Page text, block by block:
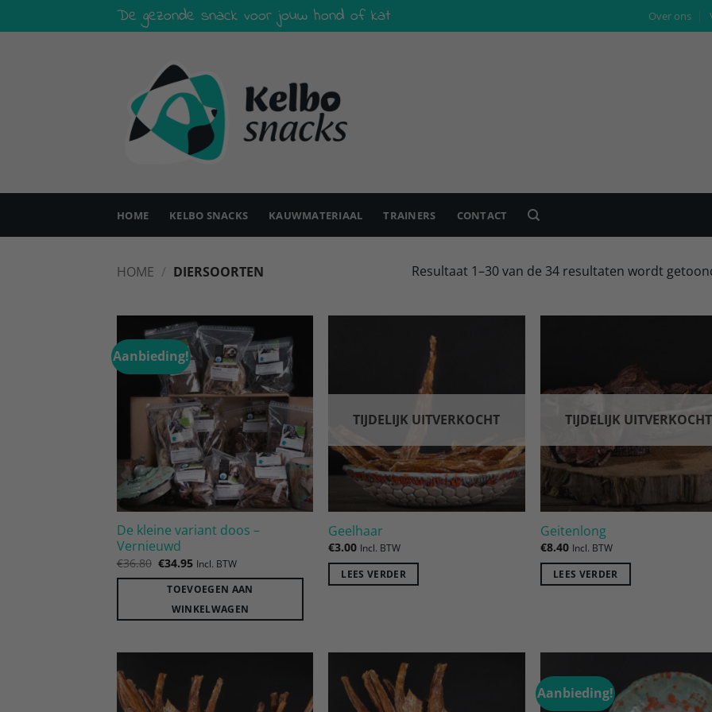
naar
De gezonde snack voor jouw hond of kat Over ons
HOME KELBO SNACKS KAUWMATERIAAL TRAINERS CONTACT
HOME / DIERSOORTEN Resultaat 1–30 van de 34 resultaten wordt
Aanbieding!
Toevoegen
aan
verlanglijst
De kleine variant doos –
Vernieuwd
€36.80 Oorspronkelijke
was:
€36.80.
€34.95Huidige
is:
€34.95.
Incl. BTW
TOEVOEGEN AAN
WINKELWAGEN
TIJDELIJK UITVERKOCHT
Geelhaar
€3.00 Incl. BTW
LEES VERDER
TIJDELIJK UITVERKOCHT
Geitenlong
€8.40 Incl. BTW
LEES VERDER
Toevoegen
aan
Aanbieding!
aan